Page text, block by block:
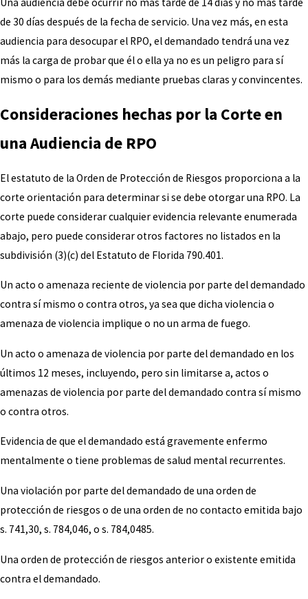
de 30 días después de la fecha de servicio. Una vez más, en esta
audiencia para desocupar el RPO, el demandado tendrá una vez
más la carga de probar que él o ella ya no es un peligro para sí
mismo o para los demás mediante pruebas claras y convincentes.
Consideraciones hechas por la Corte en
una Audiencia de RPO
El estatuto de la Orden de Protección de Riesgos proporciona a la
corte orientación para determinar si se debe otorgar una RPO. La
corte puede considerar cualquier evidencia relevante enumerada
abajo, pero puede considerar otros factores no listados en la
subdivisión (3)(c) del Estatuto de Florida 790.401.
Un acto o amenaza reciente de violencia por parte del demandado
contra sí mismo o contra otros, ya sea que dicha violencia o
amenaza de violencia implique o no un arma de fuego.
Un acto o amenaza de violencia por parte del demandado en los
últimos 12 meses, incluyendo, pero sin limitarse a, actos o
amenazas de violencia por parte del demandado contra sí mismo
o contra otros.
Evidencia de que el demandado está gravemente enfermo
mentalmente o tiene problemas de salud mental recurrentes.
Una violación por parte del demandado de una orden de
protección de riesgos o de una orden de no contacto emitida bajo
s. 741,30, s. 784,046, o s. 784,0485.
Una orden de protección de riesgos anterior o existente emitida
contra el demandado.